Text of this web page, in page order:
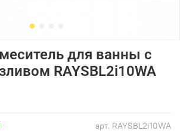
арт. RAYSBL2i10WA
для ванны с
RAYSBL2i10WA